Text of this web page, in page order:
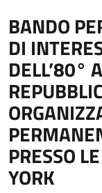
BANDO
DI
DELL’80°
PRESSO
YORK